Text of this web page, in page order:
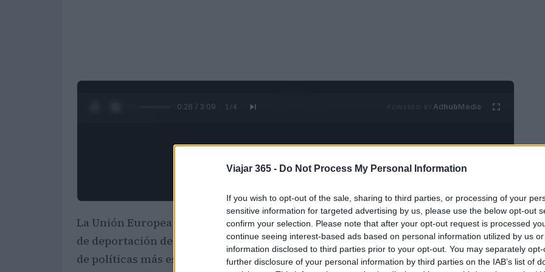
Viajar 365 - Do Not Process My Personal Information
If you wish to opt-out of the sale, sharing to third parties, or processing of your
sensitive information for targeted advertising by us, please use the below opt-out
confirm your selection. Please note that after your opt-out request is processed
continue seeing interest-based ads based on personal information utilized by us
information disclosed to third parties prior to your opt-out. You may separately
further disclosure of your personal information by third parties on the IAB’s list of
0:27 / 3:09 1 /4 AdhubMedia
La Unión Europea ha dado un paso significativo al aprobar la creación de centros
de deportación de migrantes en terceros países. Esta medida, que sigue la estela
de políticas más estrictas impulsadas por la ultraderecha, ha generado una